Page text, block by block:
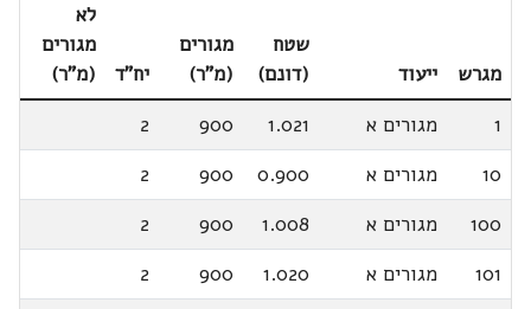
מגרש ייעוד
שטח
(דונם)
מגורים
(מ"ר)
יח"ד
לא
מגורים
(מ"ר)
1
מגורים א 1.021
900
2
10
מגורים א 0.900
900
2
100
מגורים א 1.008
900
2
101
מגורים א 1.020
900
2